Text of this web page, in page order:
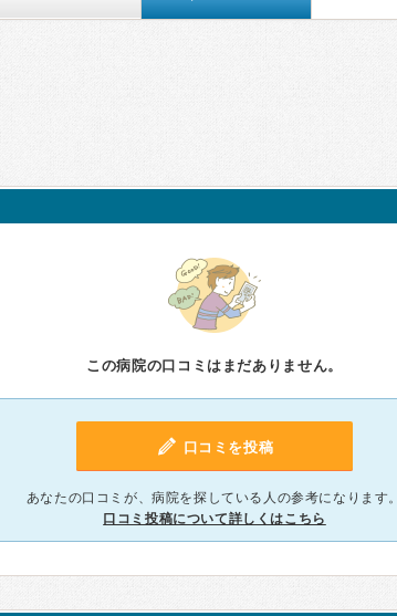
この病院の口コミはまだありません。
口コミを投稿
あなたの口コミが、病院を探している人の参考になります。
口コミ投稿について詳しくはこちら